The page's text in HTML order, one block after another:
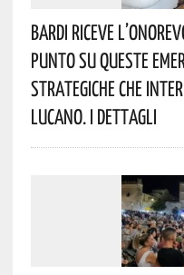
Bardi Riceve
Punto Su Queste
Strategiche Che
Lucano. I Dettagli